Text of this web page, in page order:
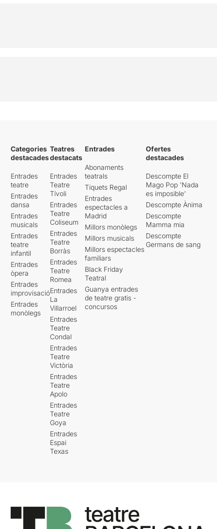
Categories
destacades
Entrades
teatre
Entrades
dansa
Entrades
musicals
Entrades
teatre
infantil
Entrades
òpera
Entrades
improvisació
Entrades
monòlegs
Teatres
destacats
Entrades
Teatre
Tívoli
Entrades
Teatre
Coliseum
Entrades
Teatre
Borràs
Entrades
Teatre
Romea
Entrades
La
Villarroel
Entrades
Teatre
Condal
Entrades
Teatre
Victòria
Entrades
Teatre
Apolo
Entrades
Teatre
Goya
Entrades
Espai
Texas
Entrades
Abonaments
teatrals
Tiquets Regal
Entrades
espectacles a
Madrid
Millors monòlegs
Millors musicals
Millors espectacles
familiars
Black Friday
Teatral
Guanya entrades
de teatre gratis -
concursos
Ofertes
destacades
Descompte El
Mago Pop 'Nada
es imposible'
Descompte Ànima
Descompte
Mamma mia
Descompte
Germans de sang